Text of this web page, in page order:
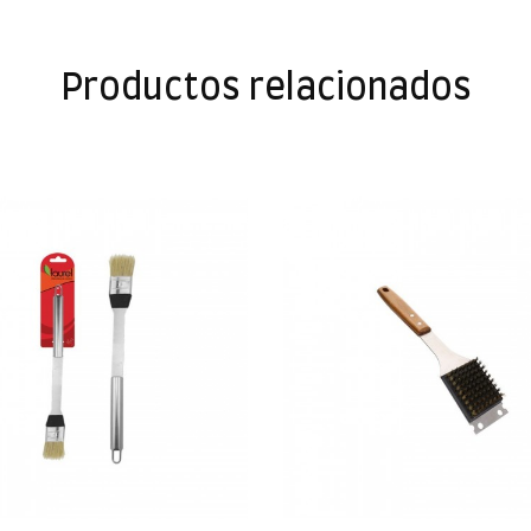
Productos relacionados